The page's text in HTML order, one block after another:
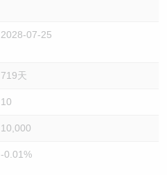
2028-07-25
719天
10
10,000
-0.01%